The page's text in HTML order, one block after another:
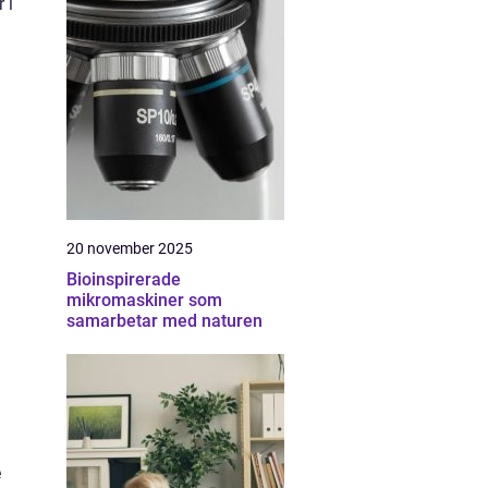
20 november 2025
Bioinspirerade
mikromaskiner som
samarbetar med naturen